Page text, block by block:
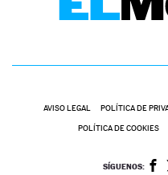
AVISO LEGAL POLÍTICA DE
POLÍTICA DE COOKIES
SÍGUENOS: